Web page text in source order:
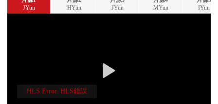
JYun
HYun
JYun
MYun
IYun
HLS Error. HLS錯誤